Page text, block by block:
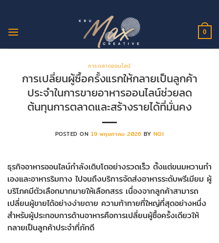
ยัง
0
การตลาดออนไลน์
การเปลี่ยนผู้ซื้อครั้งแรกให้กลายเป็นลูกค้า
ประจำในการขายอาหารออนไลน์ช่วยลด
ต้นทุนการตลาดและสร้างรายได้ที่มั่นคง
POSTED ON19 พฤษภาคม 2026 BY NOI
ธุรกิจอาหารออนไลน์กำลังเติบโตอย่างรวดเร็ว ตั้งแต่ขนมหวานทำ
เองและอาหารริมทาง ไปจนถึงบริการจัดส่งอาหารระดับพรีเมียม ผู้
บริโภคมีตัวเลือกมากมายให้เลือกสรร เนื่องจากลูกค้าสามารถ
เปลี่ยนผู้ขายได้อย่างง่ายดาย ความท้าทายที่ใหญ่ที่สุดอย่างหนึ่ง
สำหรับผู้ประกอบการด้านอาหารคือการเปลี่ยนผู้ซื้อครั้งเดียวให้
กลายเป็นลูกค้าประจำที่ภักดี